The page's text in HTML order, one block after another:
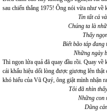
sau chiến thắng 1975! Ông nói vừa như
Tin tất cả
Chúng ta là
Thấy
Biết bão táp đang
Những ngày
Thì ngọn lửa quả đã quay đầu rồi. Quay
cái khẩu hiệu dối lòng được giương lên
khó hiểu của Vũ Quý, ông giật mình nhận
Tôi đã nhìn
Những con
Dũng